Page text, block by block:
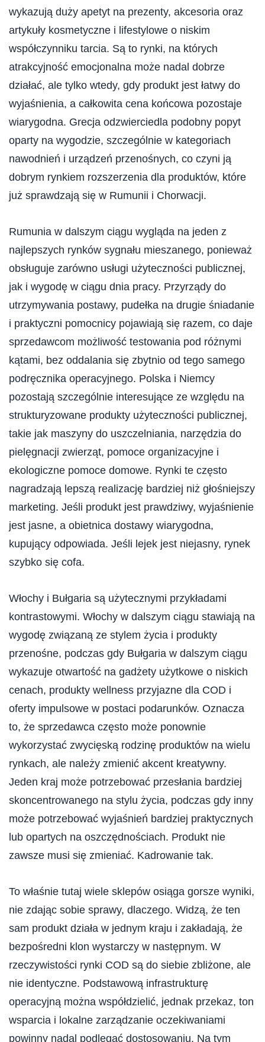
wykazują duży apetyt na prezenty, akcesoria oraz
artykuły kosmetyczne i lifestylowe o niskim
współczynniku tarcia. Są to rynki, na których
atrakcyjność emocjonalna może nadal dobrze
działać, ale tylko wtedy, gdy produkt jest łatwy do
wyjaśnienia, a całkowita cena końcowa pozostaje
wiarygodna. Grecja odzwierciedla podobny popyt
oparty na wygodzie, szczególnie w kategoriach
nawodnień i urządzeń przenośnych, co czyni ją
dobrym rynkiem rozszerzenia dla produktów, które
już sprawdzają się w Rumunii i Chorwacji.
Rumunia w dalszym ciągu wygląda na jeden z
najlepszych rynków sygnału mieszanego, ponieważ
obsługuje zarówno usługi użyteczności publicznej,
jak i wygodę w ciągu dnia pracy. Przyrządy do
utrzymywania postawy, pudełka na drugie śniadanie
i praktyczni pomocnicy pojawiają się razem, co daje
sprzedawcom możliwość testowania pod różnymi
kątami, bez oddalania się zbytnio od tego samego
podręcznika operacyjnego. Polska i Niemcy
pozostają szczególnie interesujące ze względu na
strukturyzowane produkty użyteczności publicznej,
takie jak maszyny do uszczelniania, narzędzia do
pielęgnacji zwierząt, pomoce organizacyjne i
ekologiczne pomoce domowe. Rynki te często
nagradzają lepszą realizację bardziej niż głośniejszy
marketing. Jeśli produkt jest prawdziwy, wyjaśnienie
jest jasne, a obietnica dostawy wiarygodna,
kupujący odpowiada. Jeśli lejek jest niejasny, rynek
szybko się cofa.
Włochy i Bułgaria są użytecznymi przykładami
kontrastowymi. Włochy w dalszym ciągu stawiają na
wygodę związaną ze stylem życia i produkty
przenośne, podczas gdy Bułgaria w dalszym ciągu
wykazuje otwartość na gadżety użytkowe o niskich
cenach, produkty wellness przyjazne dla COD i
oferty impulsowe w postaci podarunków. Oznacza
to, że sprzedawca często może ponownie
wykorzystać zwycięską rodzinę produktów na wielu
rynkach, ale należy zmienić akcent kreatywny.
Jeden kraj może potrzebować przesłania bardziej
skoncentrowanego na stylu życia, podczas gdy inny
może potrzebować wyjaśnień bardziej praktycznych
lub opartych na oszczędnościach. Produkt nie
zawsze musi się zmieniać. Kadrowanie tak.
To właśnie tutaj wiele sklepów osiąga gorsze wyniki,
nie zdając sobie sprawy, dlaczego. Widzą, że ten
sam produkt działa w jednym kraju i zakładają, że
bezpośredni klon wystarczy w następnym. W
rzeczywistości rynki COD są do siebie zbliżone, ale
nie identyczne. Podstawową infrastrukturę
operacyjną można współdzielić, jednak przekaz, ton
wsparcia i lokalne zarządzanie oczekiwaniami
powinny nadal podlegać dostosowaniu. Na tym